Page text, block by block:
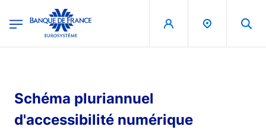
Banque de France - Menu Principal
Schéma pluriannuel
d'accessibilité numérique